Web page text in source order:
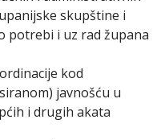
skupštine i
potrebi i uz rad župana
kod
javnošću u
i drugih akata